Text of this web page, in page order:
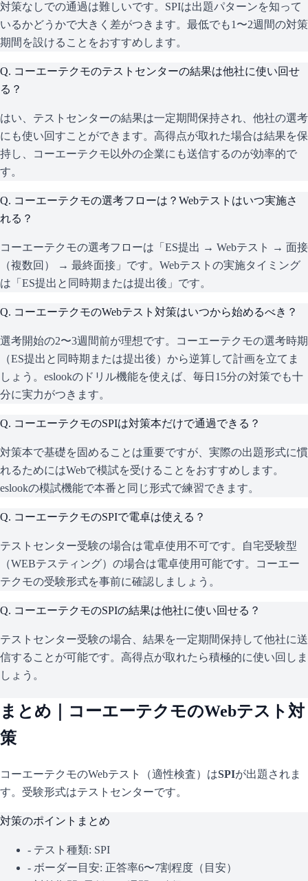
対策なしでの通過は難しいです。SPIは出題パターンを知って
いるかどうかで大きく差がつきます。最低でも1〜2週間の対策
期間を設けることをおすすめします。
Q. コーエーテクモのテストセンターの結果は他社に使い回せ
る？
はい、テストセンターの結果は一定期間保持され、他社の選考
にも使い回すことができます。高得点が取れた場合は結果を保
持し、コーエーテクモ以外の企業にも送信するのが効率的で
す。
Q. コーエーテクモの選考フローは？Webテストはいつ実施さ
れる？
コーエーテクモの選考フローは「ES提出 → Webテスト → 面接
（複数回） → 最終面接」です。Webテストの実施タイミング
は「ES提出と同時期または提出後」です。
Q. コーエーテクモのWebテスト対策はいつから始めるべき？
選考開始の2〜3週間前が理想です。コーエーテクモの選考時期
（ES提出と同時期または提出後）から逆算して計画を立てま
しょう。eslookのドリル機能を使えば、毎日15分の対策でも十
分に実力がつきます。
Q. コーエーテクモのSPIは対策本だけで通過できる？
対策本で基礎を固めることは重要ですが、実際の出題形式に慣
れるためにはWebで模試を受けることをおすすめします。
eslookの模試機能で本番と同じ形式で練習できます。
Q. コーエーテクモのSPIで電卓は使える？
テストセンター受験の場合は電卓使用不可です。自宅受験型
（WEBテスティング）の場合は電卓使用可能です。コーエー
テクモの受験形式を事前に確認しましょう。
Q. コーエーテクモのSPIの結果は他社に使い回せる？
テストセンター受験の場合、結果を一定期間保持して他社に送
信することが可能です。高得点が取れたら積極的に使い回しま
しょう。
まとめ｜ コーエーテクモのWebテスト対
策
コーエーテクモのWebテスト（適性検査）はSPIが出題されま
す。 受験形式はテストセンターです。
対策のポイントまとめ
- テスト種類: SPI
- ボーダー目安: 正答率6〜7割程度（目安）